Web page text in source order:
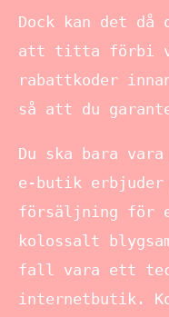
Dock kan det då
att titta förbi
rabattkoder
så att du
Du ska bara vara
e-butik
försäljning för
kolossalt
fall vara ett
internetbutik.